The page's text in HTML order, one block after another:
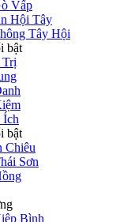
Vấp
Hội Tây
Tây Hội
bật
Trị
Ích
bật
Chiêu
Sơn
Bình